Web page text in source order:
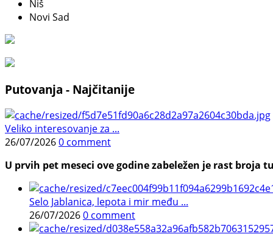
Niš
Novi Sad
Putovanja - Najčitanije
Veliko interesovanje za ...
26/07/20260 comment
U prvih pet meseci ove godine zabeležen je rast
Selo Jablanica, lepota i mir među ...
26/07/20260 comment